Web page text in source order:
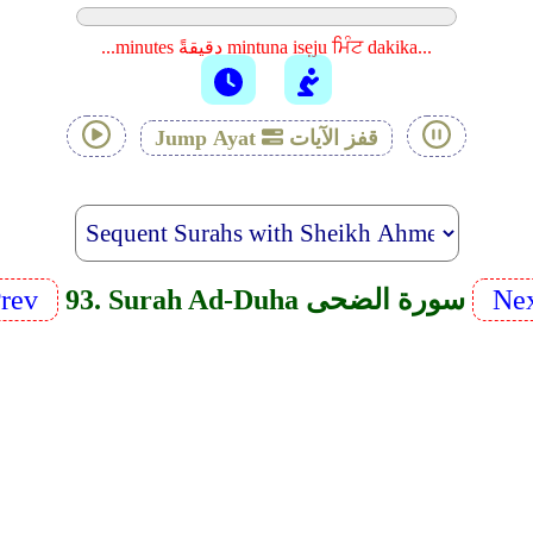
...minutes دقيقةً mintuna isẹju ਮਿੰਟ dakika...
Jump Ayat قفز الآيات
93. Surah Ad-Duha سورة الضحى